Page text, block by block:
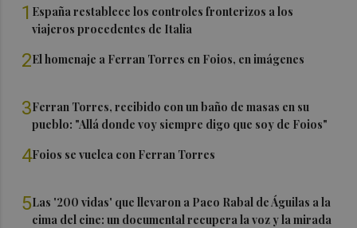
1 España restablece los controles fronterizos a los
viajeros procedentes de Italia
2El homenaje a Ferran Torres en Foios, en imágenes
3Ferran Torres, recibido con un baño de masas en su
pueblo: "Allá donde voy siempre digo que soy de Foios"
4Foios se vuelca con Ferran Torres
5Las '200 vidas' que llevaron a Paco Rabal de Águilas a la
cima del cine: un documental recupera la voz y la mirada